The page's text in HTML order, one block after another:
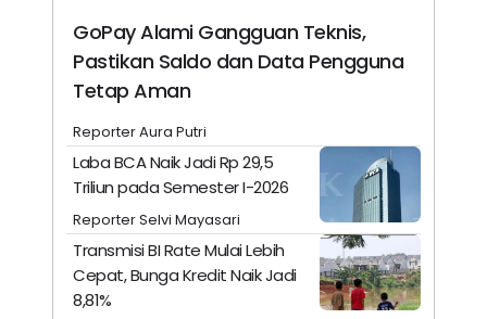
GoPay Alami Gangguan Teknis,
Pastikan Saldo dan Data Pengguna
Tetap Aman
Reporter Aura Putri
Laba BCA Naik Jadi Rp 29,5
Triliun pada Semester I-2026
Reporter Selvi Mayasari
Transmisi BI Rate Mulai Lebih
Cepat, Bunga Kredit Naik Jadi
8,81%